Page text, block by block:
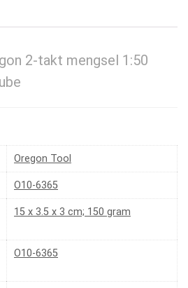
2-takt mengsel 1:50
‎Oregon Tool
‎O10-6365
‎15 x 3.5 x 3 cm; 150 gram
‎O10-6365